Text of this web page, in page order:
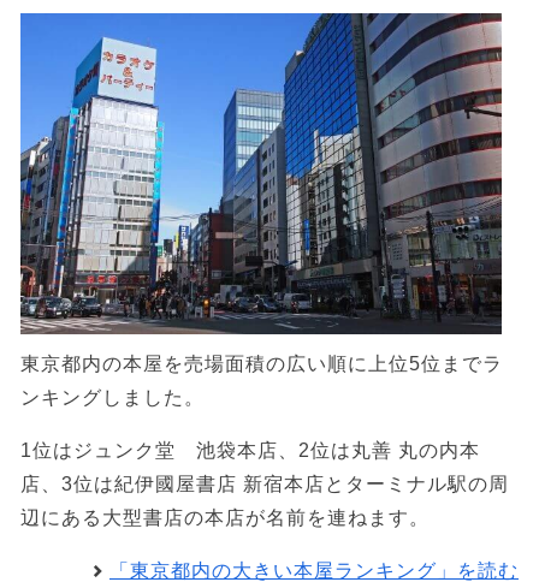
東京都内の本屋を売場面積の広い順に上位5位までラ
ンキングしました。
1位はジュンク堂 池袋本店、2位は丸善 丸の内本
店、3位は紀伊國屋書店 新宿本店とターミナル駅の周
辺にある大型書店の本店が名前を連ねます。
「東京都内の大きい本屋ランキング」を読む